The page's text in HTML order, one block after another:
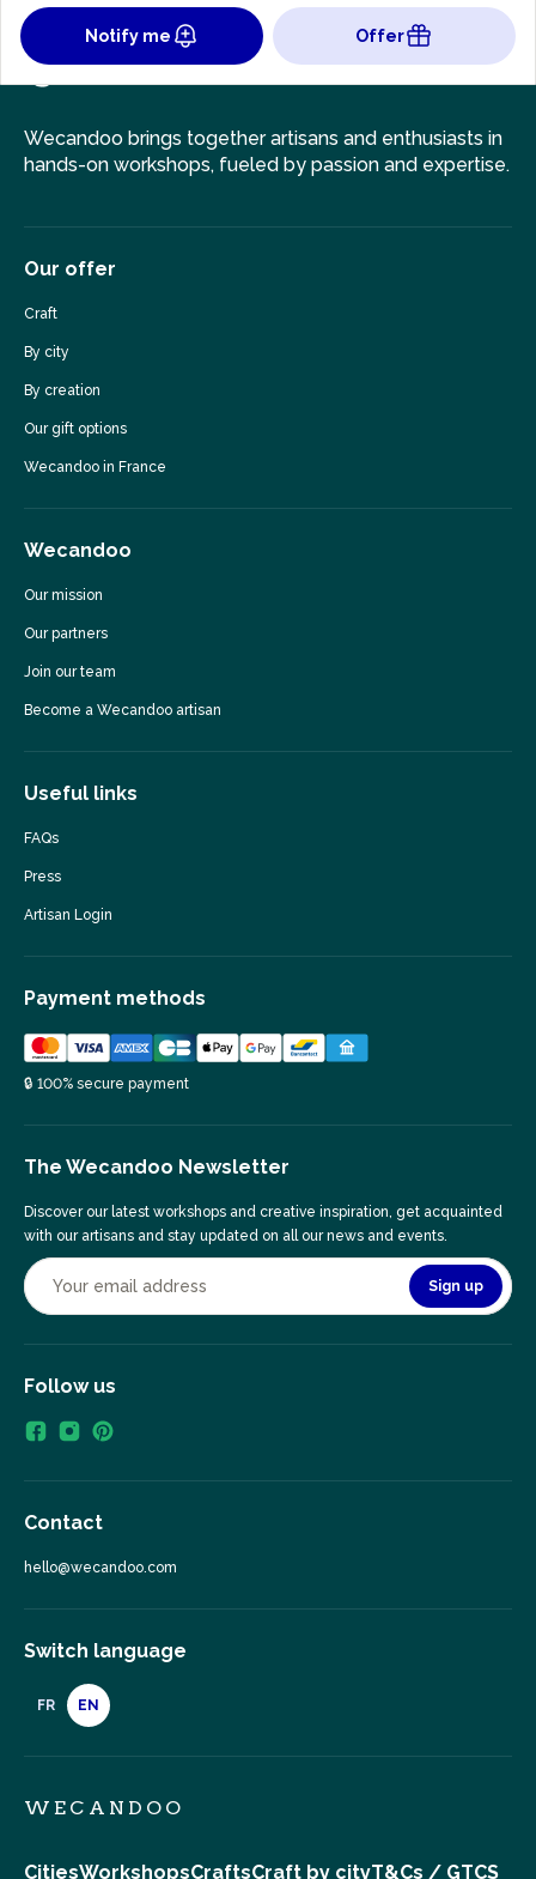
Notify me Offer
Wecandoo brings together artisans and enthusiasts in
hands-on workshops, fueled by passion and expertise.
Our offer
Craft
By city
By creation
Our gift options
Wecandoo in France
Wecandoo
Our mission
Our partners
Join our team
Become a Wecandoo artisan
Useful links
FAQs
Press
Artisan Login
Payment methods
🔒 100% secure payment
The Wecandoo Newsletter
Discover our latest workshops and creative inspiration, get acquainted
with our artisans and stay updated on all our news and events.
Sign up
Follow us
Contact
hello@wecandoo.com
Switch language
FR EN
WECANDOO
CitiesWorkshopsCraftsCraft by cityT&Cs / GTCS